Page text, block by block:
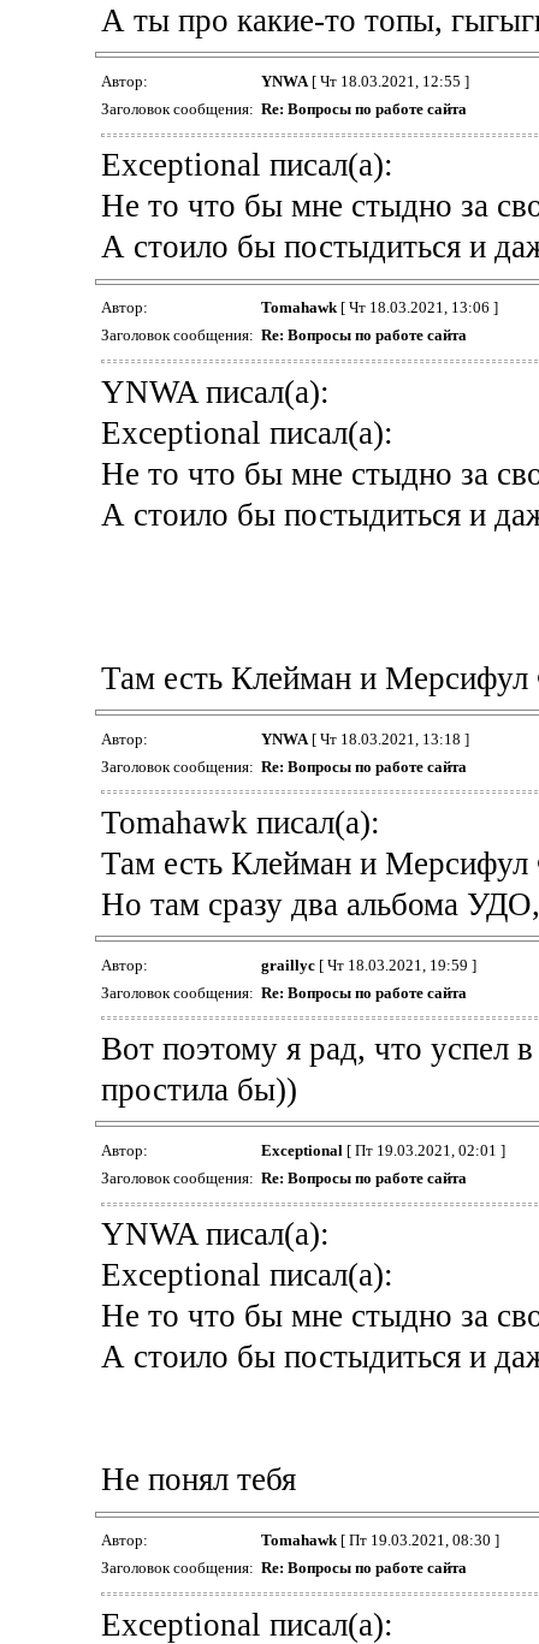
А ты про какие-то топы,
Автор: YNWA[ Чт 18.03.2021, 12:55 ]
Заголовок сообщения: Re: Вопросы по работе сайта
Exceptional писал(а):
Не то что бы мне стыдно за
А стоило бы постыдиться и
Автор: Tomahawk[ Чт 18.03.2021, 13:06 ]
Заголовок сообщения: Re: Вопросы по работе сайта
YNWA писал(а):
Exceptional писал(а):
Не то что бы мне стыдно за
А стоило бы постыдиться и
Там есть Клейман и Мерсифул
Автор: YNWA[ Чт 18.03.2021, 13:18 ]
Заголовок сообщения: Re: Вопросы по работе сайта
Tomahawk писал(а):
Там есть Клейман и Мерсифул
Но там сразу два альбома
Автор: graillyc[ Чт 18.03.2021, 19:59 ]
Заголовок сообщения: Re: Вопросы по работе сайта
Вот поэтому я рад, что успел
простила бы))
Автор: Exceptional[ Пт 19.03.2021, 02:01 ]
Заголовок сообщения: Re: Вопросы по работе сайта
YNWA писал(а):
Exceptional писал(а):
Не то что бы мне стыдно за
А стоило бы постыдиться и
Не понял тебя
Автор: Tomahawk[ Пт 19.03.2021, 08:30 ]
Заголовок сообщения: Re: Вопросы по работе сайта
Exceptional писал(а):